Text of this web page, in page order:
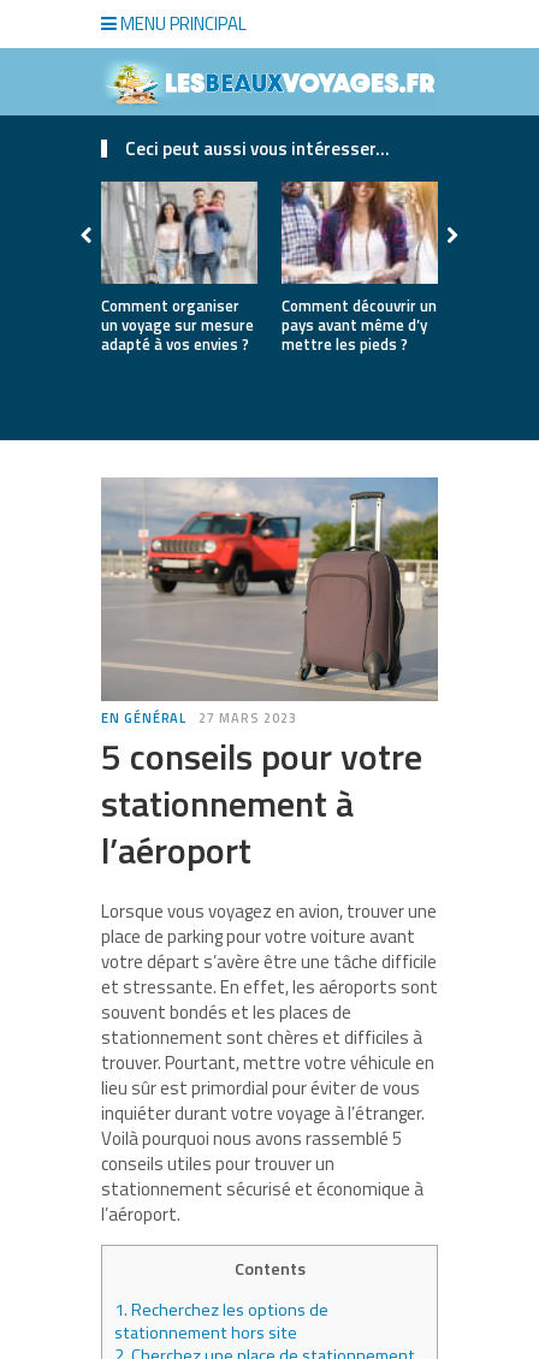
MENU PRINCIPAL
Ceci peut aussi vous intéresser...
Comment organiser
un voyage sur mesure
adapté à vos envies ?
Comment découvrir un
pays avant même d’y
mettre les pieds ?
EN GÉNÉRAL 27 MARS 2023
5 conseils pour votre
stationnement à
l’aéroport
Lorsque vous voyagez en avion, trouver une
place de parking pour votre voiture avant
votre départ s’avère être une tâche difficile
et stressante. En effet, les aéroports sont
souvent bondés et les places de
stationnement sont chères et difficiles à
trouver. Pourtant, mettre votre véhicule en
lieu sûr est primordial pour éviter de vous
inquiéter durant votre voyage à l’étranger.
Voilà pourquoi nous avons rassemblé 5
conseils utiles pour trouver un
stationnement sécurisé et économique à
l’aéroport.
Contents
1.Recherchez les options de
stationnement hors site